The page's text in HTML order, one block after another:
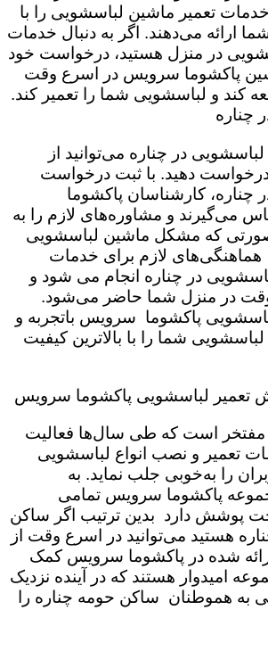
تعمیر ماشین لباسشویی را با
ارائه می‌دهند. اگر به دنبال خدمات
در منزل هستید، درخواست خود
پاکشوما سرویس در اسرع وقت
کند و لباسشویی شما را تعمیر کند.
چناره
در چناره می‌توانید از
دهید. با ثبت درخواست
چناره، کارشناسان پاکشوما
می‌گیرند و مشاوره‌های لازم را به
که مشکل ماشین لباسشویی
لازم برای خدمات
در چناره انجام می شود و
در منزل شما حاضر می‌شود.
پاکشوما سرویس باتجربه و
شما را با بالاترین کیفیت
لباسشویی پاکشوما سرویس
است که طی سال‌ها فعالیت
تعمیر و نصب انواع لباسشویی
را به‌خوبی جلب نماید. به
پاکشوما سرویس تمامی
پوشش دارد بدین ترتیب اگر ساکن
هستید می‌توانید در اسرع وقت از
شده در پاکشوما سرویس کمک
امیدوار هستند که در آینده نزدیک
به هموطنان ساکن حومه چناره را